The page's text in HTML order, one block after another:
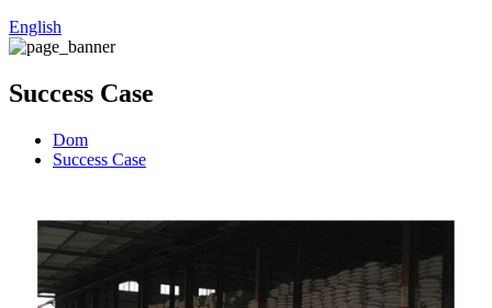
English
Success Case
Dom
Success Case